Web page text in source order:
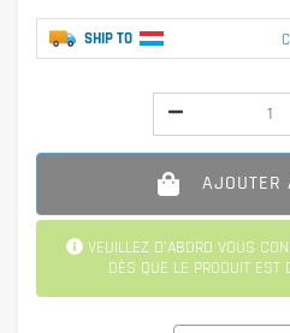
SHIP TO
AJOUTER
VEUILLEZ D'ABORD VOUS CONNECTER ET SOYEZ INFORMÉ
DÈS QUE LE PRODUIT EST